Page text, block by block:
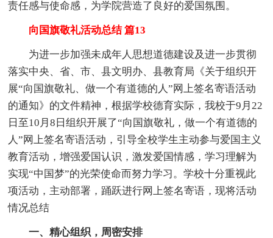
责任感与使命感，为学院营造了良好的爱国氛围。
向国旗敬礼活动总结 篇13
为进一步加强未成年人思想道德建设及进一步贯彻
落实中央、省、市、县文明办、县教育局《关于组织开
展“向国旗敬礼、做一个有道德的人”网上签名寄语活动
的通知》的文件精神，根据学校德育实际，我校于9月22
日至10月8日组织开展了“向国旗敬礼，做一个有道德的
人”网上签名寄语活动，引导全校学生主动参与爱国主义
教育活动，增强爱国认识，激发爱国情感，学习理解为
实现“中国梦”的光荣使命而努力学习。学校十分重视此
项活动，主动部署，踊跃进行网上签名寄语，现将活动
情况总结
一、精心组织，周密安排